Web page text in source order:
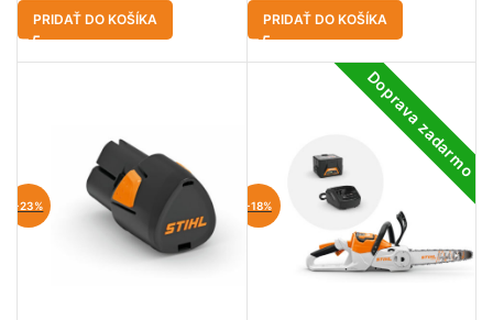
PRIDAŤ DO KOŠÍKA PRIDAŤ DO KOŠÍKA
-23%
Doprava zadarmo
-18%